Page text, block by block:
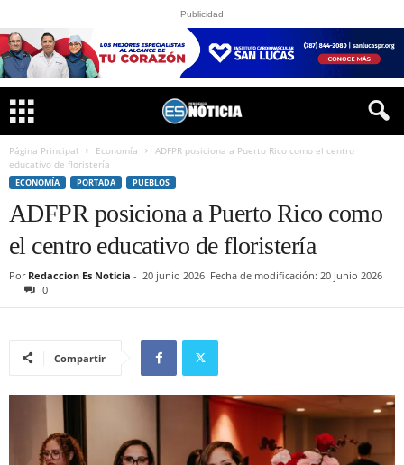
Publicidad
Página Principal Economía
ADFPR posiciona a Puerto Rico como el centro
educativo de floristería
ECONOMÍA PORTADA PUEBLOS
ADFPR posiciona a Puerto Rico como
el centro educativo de floristería
Por Redaccion Es Noticia - 20 junio 2026 Fecha de modificación: 20 junio 2026
0
Compartir